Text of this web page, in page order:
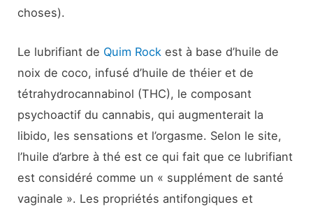
choses).
Le lubrifiant de Quim Rock est à base d’huile de
noix de coco, infusé d’huile de théier et de
tétrahydrocannabinol (THC), le composant
psychoactif du cannabis, qui augmenterait la
libido, les sensations et l’orgasme. Selon le site,
l’huile d’arbre à thé est ce qui fait que ce lubrifiant
est considéré comme un « supplément de santé
vaginale ». Les propriétés antifongiques et